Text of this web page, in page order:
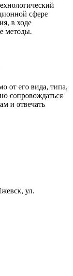
сфере
в ходе
методы.
от его вида, типа,
сопровождаться
и отвечать
ул.